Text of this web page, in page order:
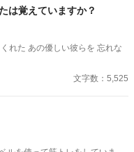
けに付けてあげました。（氏神
は覚えていますか？
文字数：5,525